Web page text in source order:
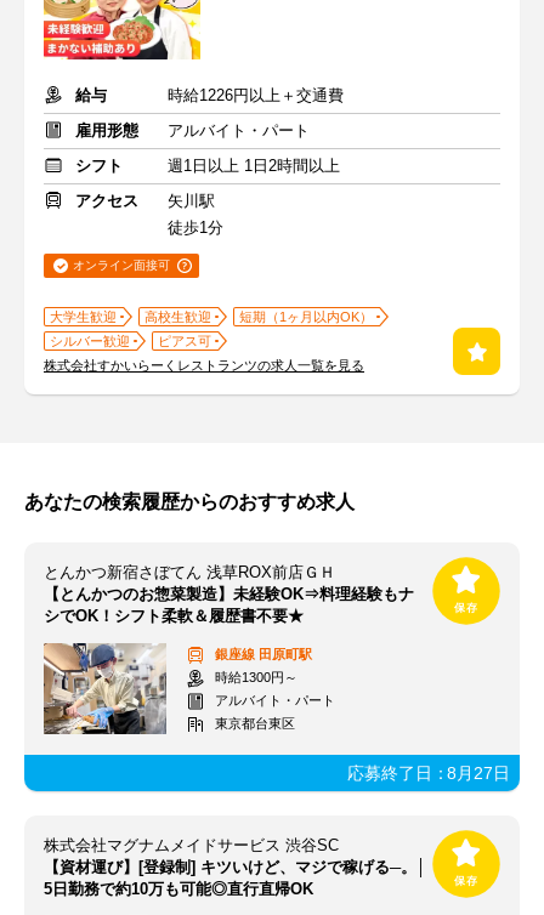
給与
時給1226円以上＋交通費
雇用形態
アルバイト・パート
シフト
週1日以上 1日2時間以上
アクセス
矢川駅
徒歩1分
オンライン面接可
大学生歓迎 高校生歓迎
短期（1ヶ月以内OK）
シルバー歓迎
ピアス可
株式会社すかいらーくレストランツの求人一覧を見る
あなたの検索履歴からのおすすめ求人
とんかつ新宿さぼてん 浅草ROX前店ＧＨ
【とんかつのお惣菜製造】未経験OK⇒料理経験もナ
シでOK！シフト柔軟＆履歴書不要★
銀座線 田原町駅
時給1300円～
アルバイト・パート
東京都台東区
応募終了日：8月27日
株式会社マグナムメイドサービス 渋谷SC
【資材運び】[登録制] キツいけど、マジで稼げる─。│
5日勤務で約10万も可能◎直行直帰OK